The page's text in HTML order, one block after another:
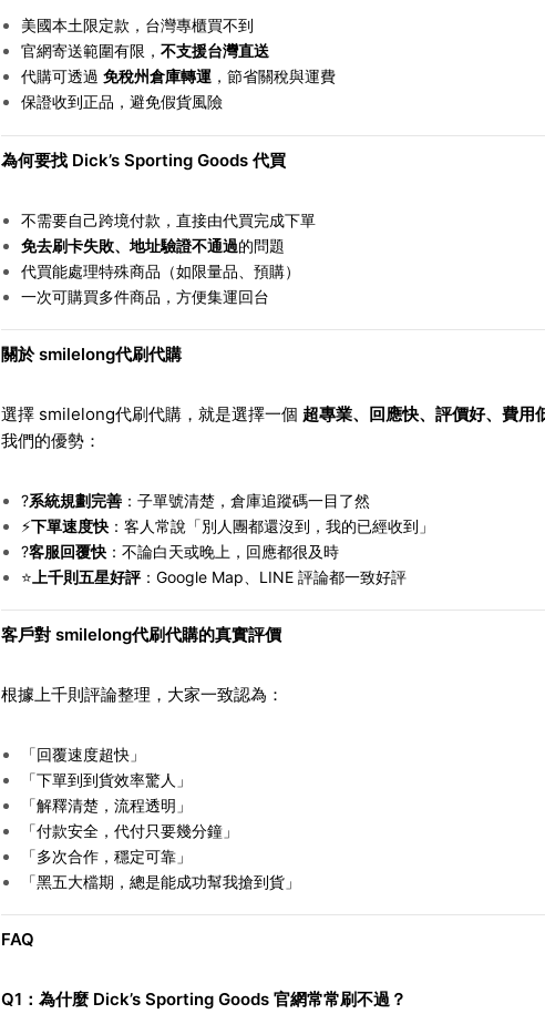
美國本土限定款，台灣專櫃買不到
官網寄送範圍有限， 不支援台灣直送
代購可透過 免稅州倉庫轉運，節省關稅與運費
保證收到正品，避免假貨風險
為何要找 Dick’s Sporting Goods 代買
不需要自己跨境付款，直接由代買完成下單
免去刷卡失敗、地址驗證不通過的問題
代買能處理特殊商品（如限量品、預購）
一次可購買多件商品，方便集運回台
關於 smilelong代刷代購
選擇 smilelong代刷代購，就是選擇一個 超專業、回應快、評價好、費用
我們的優勢：
?系統規劃完善：子單號清楚，倉庫追蹤碼一目了然
⚡下單速度快：客人常說「別人團都還沒到，我的已經收到」
?客服回覆快：不論白天或晚上，回應都很及時
⭐ 上千則五星好評：Google Map、LINE 評論都一致好評
客戶對 smilelong代刷代購的真實評價
根據上千則評論整理，大家一致認為：
「回覆速度超快」
「下單到到貨效率驚人」
「解釋清楚，流程透明」
「付款安全，代付只要幾分鐘」
「多次合作，穩定可靠」
「黑五大檔期，總是能成功幫我搶到貨」
FAQ
Q1 ：為什麼 Dick’s Sporting Goods 官網常常刷不過？